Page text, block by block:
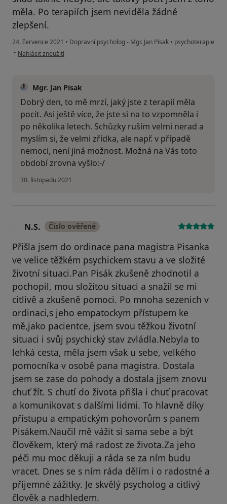
měla. Po terapiích jsem neviděla žádné
zlepšení.
24. července 2021 • Dopravní psycholog - Mgr. Jan Pisak • psychoterapie
• podle názoru uživatele K.T.
Nahlásit zneužití
Mgr. Jan Pisak
Dobrý den, to mě mrzí, jaký jste z terapií měla
pocit. Asi ještě více, že jste si na to vzpomněla i
po několika letech. Schůzky ruším velmi nerad a
myslím si, že velmi zřídka, ale např. v případě
nemoci, není jiná možnost. Možná na Vás toto
období zrovna vyšlo:-/
30. listopadu 2021
N.S. Číslo ověřené
Přišla jsem do ordinace pana magistra Pisanka
ve velice těžkém psychickem stavu a ve složité
životní situaci.Pan Pisák zkušeně zhodnotil a
pochopil, mou složitou situaci a snažil se mi
citlivě a zkušeně pomoci. Po mnoha sezenich v
ordinaci,s jeho empatockym přístupem ke
mě,jako pacientce, jsem svou těžkou životní
situaci i svůj psychický stav zvládla.Nebyla to
lehká cesta, měla jsem však u sebe, velkého
pomocníka v osobě pana magistra. Dostala
jsem se zase do pohody a dostala jjsem znovu
chuť žít. S chutí do života přišla i chuť pracovat
a komunikovat s dalšími lidmi. To hlavně díky
přístupu a empatickým pohovorům s panem
Pisákem.Naučil mě vážit si sama sebe a být
člověkem, který má radost ze života.Za jeho
péči mu moc děkuji a ráda se za ním budu
vracet. Dnes se s ním ráda dělím i o radostné a
příjemné zážitky. Je skvělý psycholog a citlivý
člověk a nadhledem.